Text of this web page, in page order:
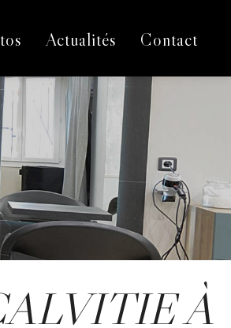
Actualités Contact
À